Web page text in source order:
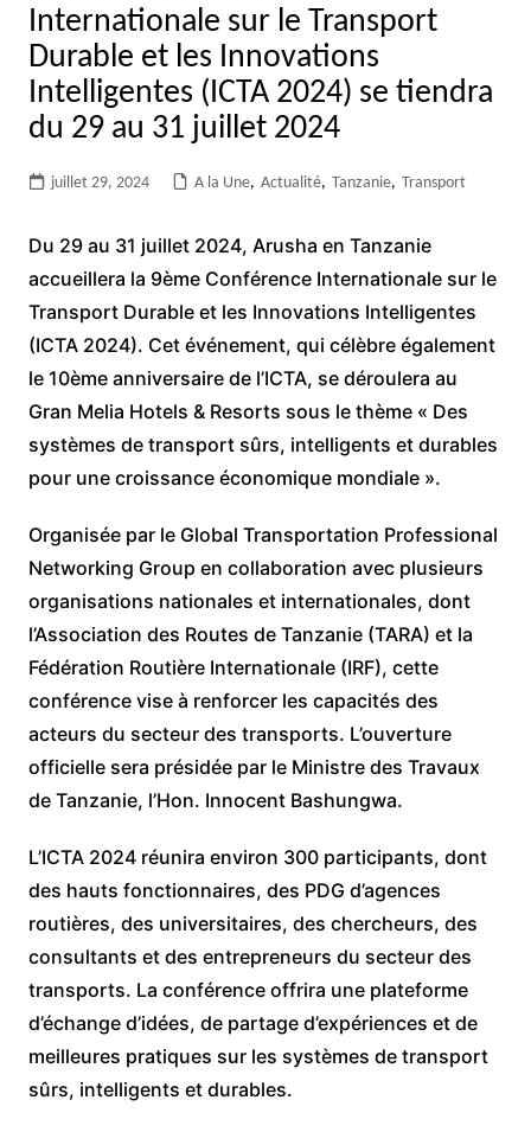
Internationale sur le Transport
Durable et les Innovations
Intelligentes (ICTA 2024) se tiendra
du 29 au 31 juillet 2024
juillet 29, 2024 A la Une, Actualité, Tanzanie, Transport
Du 29 au 31 juillet 2024, Arusha en Tanzanie
accueillera la 9ème Conférence Internationale sur le
Transport Durable et les Innovations Intelligentes
(ICTA 2024). Cet événement, qui célèbre également
le 10ème anniversaire de l’ICTA, se déroulera au
Gran Melia Hotels & Resorts sous le thème « Des
systèmes de transport sûrs, intelligents et durables
pour une croissance économique mondiale ».
Organisée par le Global Transportation Professional
Networking Group en collaboration avec plusieurs
organisations nationales et internationales, dont
l’Association des Routes de Tanzanie (TARA) et la
Fédération Routière Internationale (IRF), cette
conférence vise à renforcer les capacités des
acteurs du secteur des transports. L’ouverture
officielle sera présidée par le Ministre des Travaux
de Tanzanie, l’Hon. Innocent Bashungwa.
L’ICTA 2024 réunira environ 300 participants, dont
des hauts fonctionnaires, des PDG d’agences
routières, des universitaires, des chercheurs, des
consultants et des entrepreneurs du secteur des
transports. La conférence offrira une plateforme
d’échange d’idées, de partage d’expériences et de
meilleures pratiques sur les systèmes de transport
sûrs, intelligents et durables.